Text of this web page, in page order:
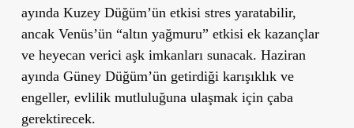
ayında Kuzey Düğüm’ün etkisi stres yaratabilir,
ancak Venüs’ün “altın yağmuru” etkisi ek kazançlar
ve heyecan verici aşk imkanları sunacak. Haziran
ayında Güney Düğüm’ün getirdiği karışıklık ve
engeller, evlilik mutluluğuna ulaşmak için çaba
gerektirecek.